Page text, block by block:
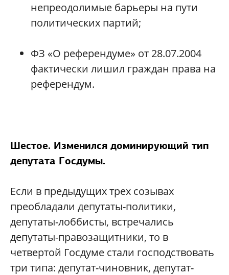
непреодолимые барьеры на пути
политических партий;
ФЗ «О референдуме» от 28.07.2004
фактически лишил граждан права на
референдум.
Шестое. Изменился доминирующий тип
депутата Госдумы.
Если в предыдущих трех созывах
преобладали депутаты-политики,
депутаты-лоббисты, встречались
депутаты-правозащитники, то в
четвертой Госдуме стали господствовать
три типа: депутат-чиновник, депутат-